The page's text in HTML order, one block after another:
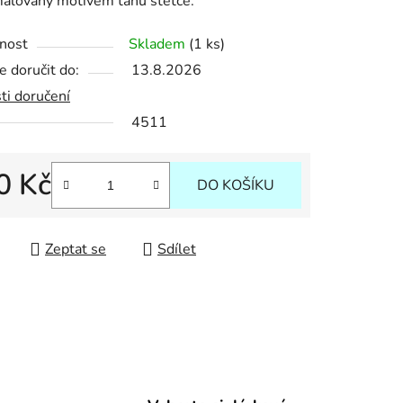
Skladem (1 ks)
doručit do:
13.8.2026
doručení
4511
Kč DO KOŠÍKU
Zeptat se Sdílet